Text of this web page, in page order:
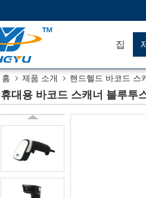
집
홈 제품 소개 핸드헬드 바코드 스
휴대용 바코드 스캐너 블루투